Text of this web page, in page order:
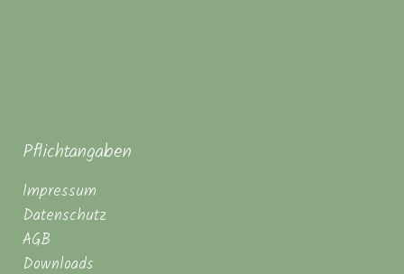
Pflichtangaben
Impressum
Datenschutz
AGB
Downloads